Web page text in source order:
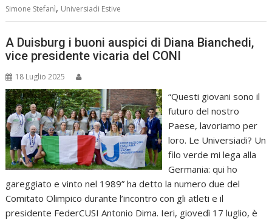
Simone Stefanì, Universiadi Estive
A Duisburg i buoni auspici di Diana Bianchedi,
vice presidente vicaria del CONI
18 Luglio 2025
“Questi giovani sono il
futuro del nostro
Paese, lavoriamo per
loro. Le Universiadi? Un
filo verde mi lega alla
Germania: qui ho
gareggiato e vinto nel 1989” ha detto la numero due del
Comitato Olimpico durante l’incontro con gli atleti e il
presidente FederCUSI Antonio Dima. Ieri, giovedì 17 luglio, è